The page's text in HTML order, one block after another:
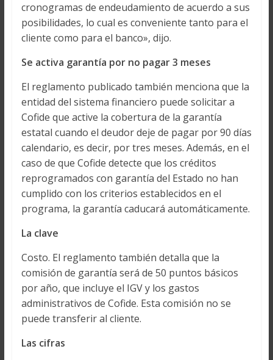
cronogramas de endeudamiento de acuerdo a sus
posibilidades, lo cual es conveniente tanto para el
cliente como para el banco», dijo.
Se activa garantía por no pagar 3 meses
El reglamento publicado también menciona que la
entidad del sistema financiero puede solicitar a
Cofide que active la cobertura de la garantía
estatal cuando el deudor deje de pagar por 90 días
calendario, es decir, por tres meses. Además, en el
caso de que Cofide detecte que los créditos
reprogramados con garantía del Estado no han
cumplido con los criterios establecidos en el
programa, la garantía caducará automáticamente.
La clave
Costo. El reglamento también detalla que la
comisión de garantía será de 50 puntos básicos
por año, que incluye el IGV y los gastos
administrativos de Cofide. Esta comisión no se
puede transferir al cliente.
Las cifras